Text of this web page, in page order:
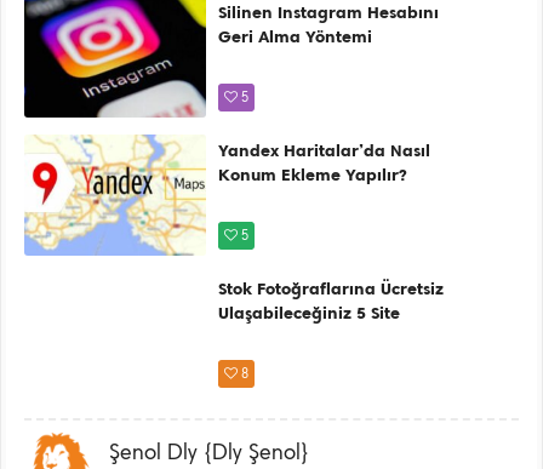
Silinen Instagram Hesabını
Geri Alma Yöntemi
5
Yandex Haritalar’da Nasıl
Konum Ekleme Yapılır?
5
Stok Fotoğraflarına Ücretsiz
Ulaşabileceğiniz 5 Site
8
Şenol Dly {Dly Şenol}